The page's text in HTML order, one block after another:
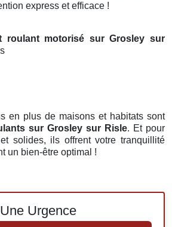
express et efficace !
roulant motorisé sur Grosley sur
en plus de maisons et habitats sont
sur Grosley sur Risle. Et pour
solides, ils offrent votre tranquillité
un bien-être optimal !
Une Urgence